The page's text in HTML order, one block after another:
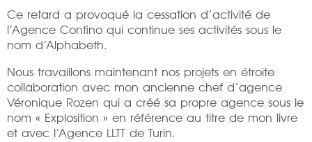
Ce retard a provoqué la cessation d’activité de
l’Agence Confino qui continue ses activités sous le
nom d’Alphabeth.
Nous travaillons maintenant nos projets en étroite
collaboration avec mon ancienne chef d’agence
Véronique Rozen qui a créé sa propre agence sous le
nom « Explosition » en référence au titre de mon livre
et avec l’Agence LLTT de Turin.